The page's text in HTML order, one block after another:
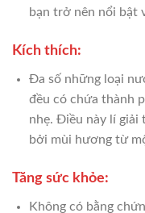
bạn trở nên nổi bật
Kích thích:
Đa số những loại
đều có chứa thành
nhẹ. Điều này lí giải
bởi mùi hương từ
Tăng sức khỏe:
Không có bằng